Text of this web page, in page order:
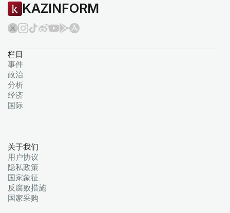
KAZINFORM
栏目
事件
政治
分析
经济
国际
关于我们
用户协议
隐私政策
国家象征
反腐败措施
国家采购